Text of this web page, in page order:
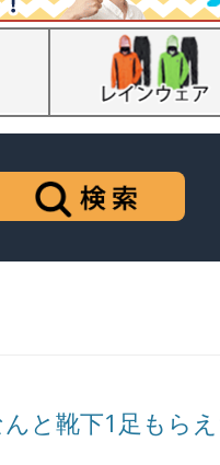
と靴下1足もら